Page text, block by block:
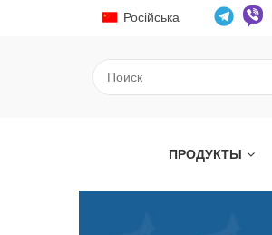
Російська
ПРОДУКТЫ